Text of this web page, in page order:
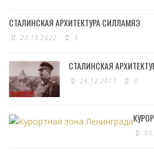
СТАЛИНСКАЯ АРХИТЕКТУРА СИЛЛАМЯЭ
23.10.2022 5
СТАЛИНСКАЯ
26.12.2017 0